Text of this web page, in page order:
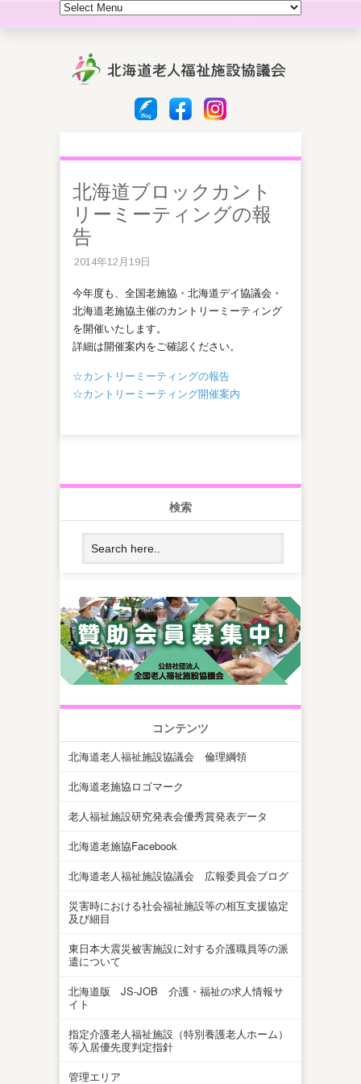
北海道ブロックカント
リーミーティングの報
告
2014年12月19日
今年度も、全国老施協・北海道デイ協議会・
北海道老施協主催のカントリーミーティング
を開催いたします。
詳細は開催案内をご確認ください。
☆カントリーミーティングの報告
☆カントリーミーティング開催案内
検索
コンテンツ
北海道老人福祉施設協議会 倫理綱領
北海道老施協ロゴマーク
老人福祉施設研究発表会優秀賞発表データ
北海道老施協Facebook
北海道老人福祉施設協議会 広報委員会ブログ
災害時における社会福祉施設等の相互支援協定
及び細目
東日本大震災被害施設に対する介護職員等の派
遣について
北海道版 JS-JOB 介護・福祉の求人情報サ
イト
指定介護老人福祉施設（特別養護老人ホーム）
等入居優先度判定指針
管理エリア